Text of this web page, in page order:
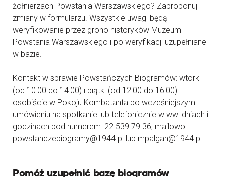
żołnierzach Powstania Warszawskiego? Zaproponuj
zmiany w formularzu. Wszystkie uwagi będą
weryfikowanie przez grono historyków Muzeum
Powstania Warszawskiego i po weryfikacji uzupełniane
w bazie.
Kontakt w sprawie Powstańczych Biogramów: wtorki
(od 10:00 do 14:00) i piątki (od 12:00 do 16:00)
osobiście w Pokoju Kombatanta po wcześniejszym
umówieniu na spotkanie lub telefonicznie w ww. dniach i
godzinach pod numerem: 22 539 79 36, mailowo:
powstanczebiogramy@1944.pl lub mpalgan@1944.pl
Pomóż uzupełnić bazę biogramów